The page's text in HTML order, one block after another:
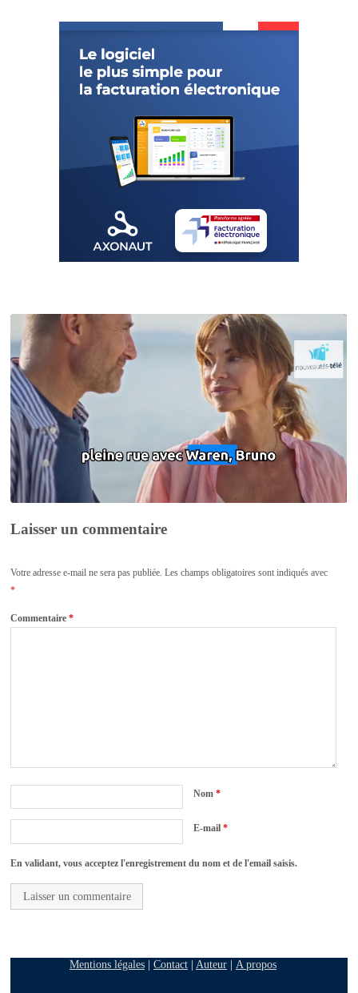
Laisser un commentaire
Votre adresse e-mail ne sera pas publiée. Les champs obligatoires sont indiqués avec
*
Commentaire*
Nom*
E-mail*
En validant, vous acceptez l'enregistrement du nom et de l'email saisis.
Mentions légales| Contact| Auteur| A propos